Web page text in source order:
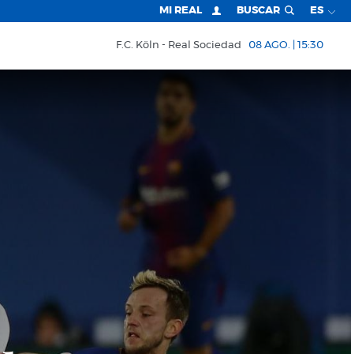
MI REAL BUSCAR ES
F.C. Köln Real Sociedad 08 AGO. | 15:30